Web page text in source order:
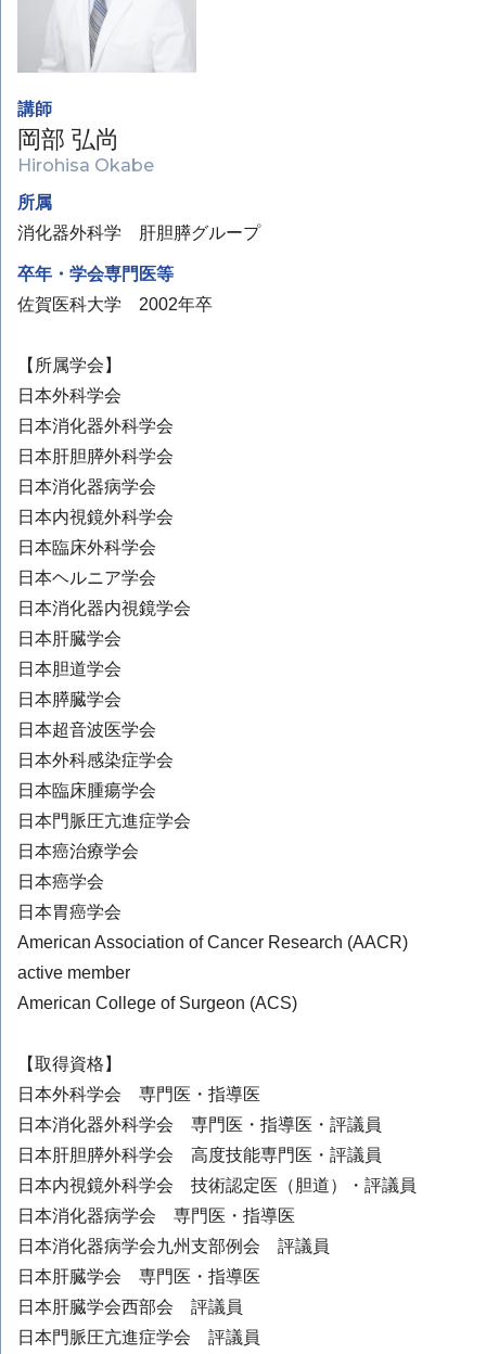
講師
岡部 弘尚
Hirohisa Okabe
所属
消化器外科学 肝胆膵グループ
卒年・学会専門医等
佐賀医科大学 2002年卒
【所属学会】
日本外科学会
日本消化器外科学会
日本肝胆膵外科学会
日本消化器病学会
日本内視鏡外科学会
日本臨床外科学会
日本ヘルニア学会
日本消化器内視鏡学会
日本肝臓学会
日本胆道学会
日本膵臓学会
日本超音波医学会
日本外科感染症学会
日本臨床腫瘍学会
日本門脈圧亢進症学会
日本癌治療学会
日本癌学会
日本胃癌学会
American Association of Cancer Research (AACR)
active member
American College of Surgeon (ACS)
【取得資格】
日本外科学会 専門医・指導医
日本消化器外科学会 専門医・指導医・評議員
日本肝胆膵外科学会 高度技能専門医・評議員
日本内視鏡外科学会 技術認定医（胆道）・評議員
日本消化器病学会 専門医・指導医
日本消化器病学会九州支部例会 評議員
日本肝臓学会 専門医・指導医
日本肝臓学会西部会 評議員
日本門脈圧亢進症学会 評議員